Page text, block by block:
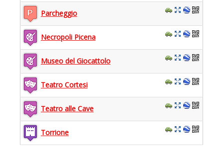
Parcheggio
Necropoli Picena
Museo del Giocattolo
Teatro Cortesi
Teatro alle Cave
Torrione